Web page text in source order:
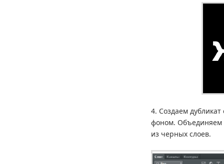
4. Создаем дубликат
фоном. Объединяем
из черных слоев.